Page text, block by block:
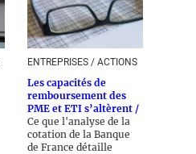
ENTREPRISES / ACTIONS
Les capacités de
remboursement des
PME et ETI s’altèrent /
Ce que l'analyse de la
cotation de la Banque
de France détaille